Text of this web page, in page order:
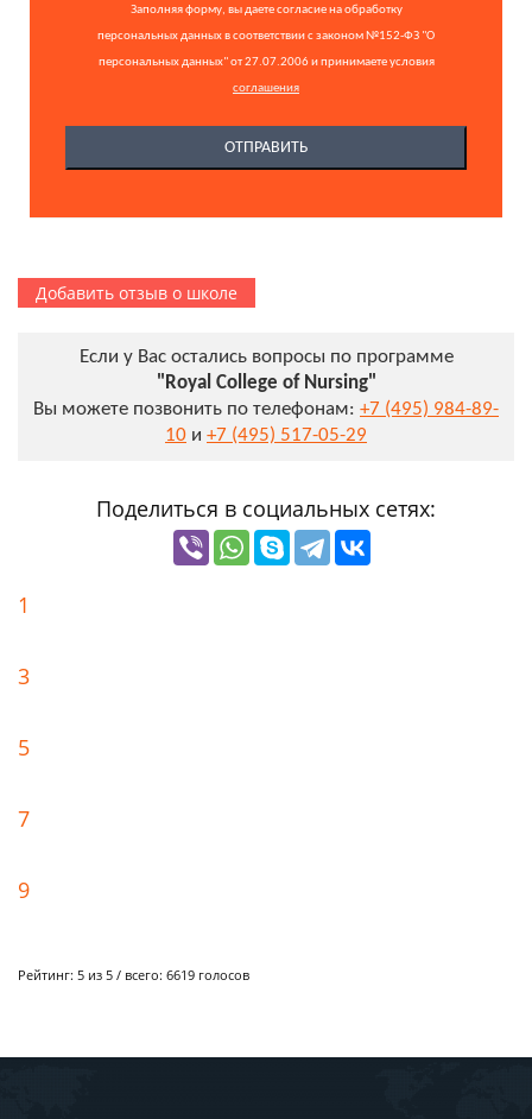
Заполняя форму, вы даете согласие на обработку
персональных данных в соответствии с законом №152-ФЗ "О
персональных данных" от 27.07.2006 и принимаете условия
соглашения
Добавить отзыв о школе
Если у Вас остались вопросы по программе
"Royal College of Nursing"
Вы можете позвонить по телефонам: +7 (495) 984-89-
10 и +7 (495) 517-05-29
Поделиться в социальных сетях:
1
3
5
7
9
Рейтинг: 5 из 5 / всего: 6619 голосов